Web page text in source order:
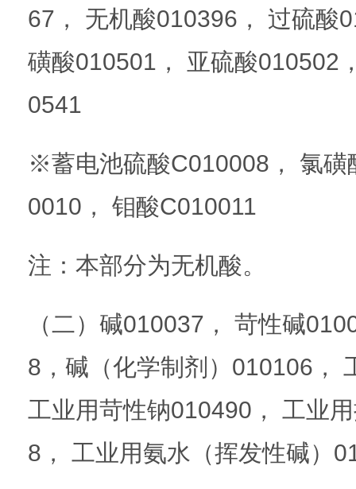
67， 无机酸010396， 过硫酸
磺酸010501， 亚硫酸010502
0541
※蓄电池硫酸C010008， 氯磺
0010， 钼酸C010011
注：本部分为无机酸。
（二）碱010037， 苛性碱
8，碱（化学制剂）010106，
工业用苛性钠010490， 工业
8， 工业用氨水（挥发性碱）